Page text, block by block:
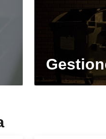
sito web utilizza cookie tecnici e
del sito, nonché un